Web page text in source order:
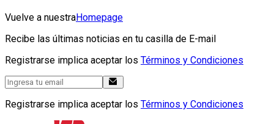
Vuelve a nuestraHomepage
Recibe las últimas noticias en tu casilla de E-mail
Registrarse implica aceptar los Términos y Condiciones
Registrarse implica aceptar los Términos y Condiciones